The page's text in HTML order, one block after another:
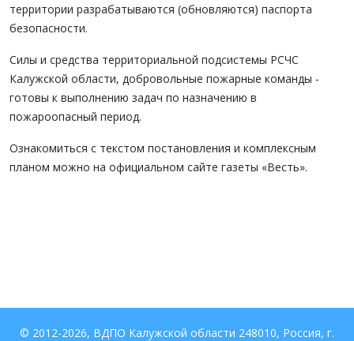
территории разрабатываются (обновляются) паспорта
безопасности.
Силы и средства территориальной подсистемы РСЧС
Калужской области, добровольные пожарные команды -
готовы к выполнению задач по назначению в
пожароопасный период.
Ознакомиться с текстом постановления и комплексным
планом можно на официальном сайте газеты «Весть».
© 2012-2026, ВДПО Калужской области 248010, Россия, г.